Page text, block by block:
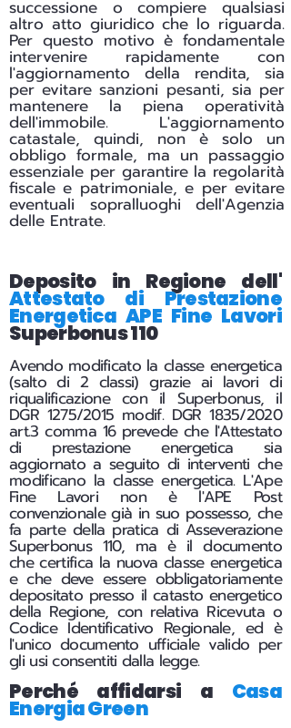
successione o compiere qualsiasi
altro atto giuridico che lo riguarda.
Per questo motivo è fondamentale
intervenire rapidamente con
l'aggiornamento della rendita, sia
per evitare sanzioni pesanti, sia per
mantenere la piena operatività
dell'immobile. L'aggiornamento
catastale, quindi, non è solo un
obbligo formale, ma un passaggio
essenziale per garantire la regolarità
fiscale e patrimoniale, e per evitare
eventuali sopralluoghi dell'Agenzia
delle Entrate.
Deposito in Regione dell'
Attestato di Prestazione
Energetica APE Fine Lavori
Superbonus 110
Avendo modificato la classe energetica
(salto di 2 classi) grazie ai lavori di
riqualificazione con il Superbonus, il
DGR 1275/2015 modif. DGR 1835/2020
art.3 comma 16 prevede che l'Attestato
di prestazione energetica sia
aggiornato a seguito di interventi che
modificano la classe energetica. L'Ape
Fine Lavori non è l'APE Post
convenzionale già in suo possesso, che
fa parte della pratica di Asseverazione
Superbonus 110, ma è il documento
che certifica la nuova classe energetica
e che deve essere obbligatoriamente
depositato presso il catasto energetico
della Regione, con relativa Ricevuta o
Codice Identificativo Regionale, ed è
l'unico documento ufficiale valido per
gli usi consentiti dalla legge.
Perché affidarsi a Casa
Energia Green